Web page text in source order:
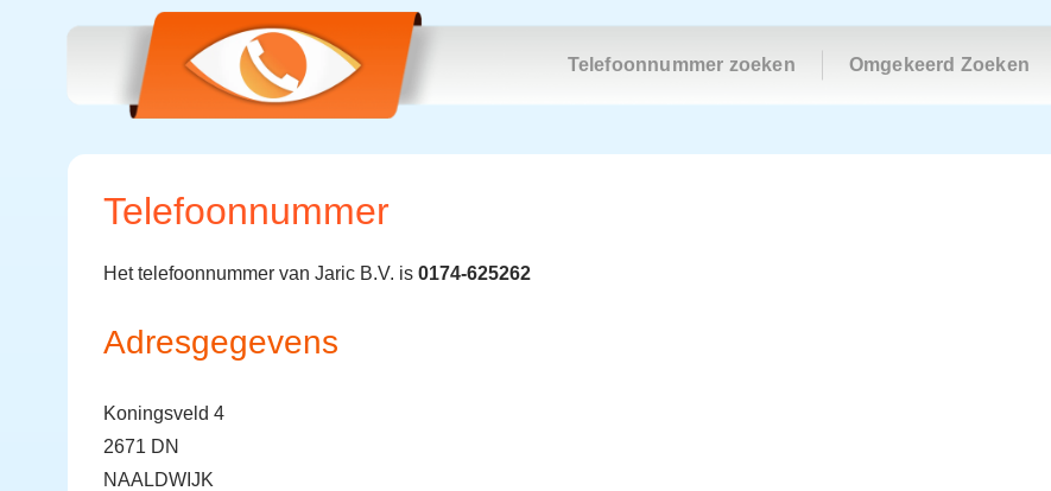
Telefoonnummer zoeken Omgekeerd Zoeken
Telefoonnummer
Het telefoonnummer van Jaric B.V. is 0174-625262
Adresgegevens
Koningsveld 4
2671 DN
NAALDWIJK